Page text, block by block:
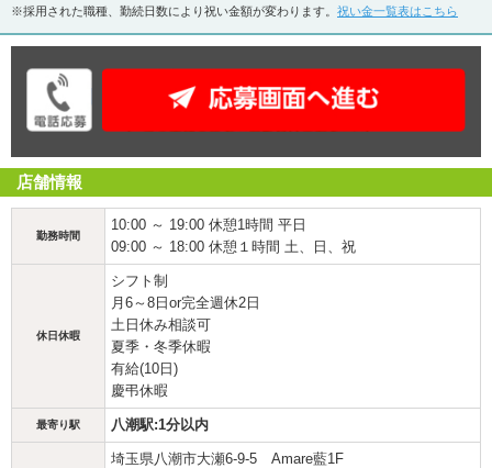
※採用された職種、勤続日数により祝い金額が変わります。 祝い金一覧表はこちら
店舗情報
勤務時間
10:00 ～ 19:00 休憩1時間 平日
09:00 ～ 18:00 休憩１時間 土、日、祝
休日休暇
シフト制
月6～8日or完全週休2日
土日休み相談可
夏季・冬季休暇
有給(10日)
慶弔休暇
最寄り駅 八潮駅:1分以内
埼玉県八潮市大瀬6-9-5 Amare藍1F